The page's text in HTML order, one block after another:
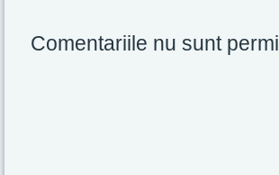
Comentariile nu sunt